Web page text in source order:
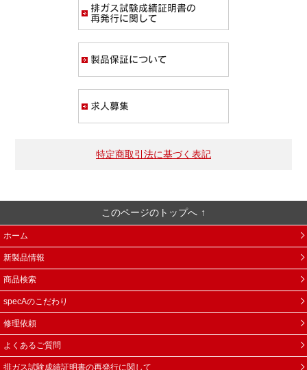
特定商取引法に基づく表記
このページのトップへ
ホーム
新製品情報
商品検索
specAのこだわり
修理依頼
よくあるご質問
排ガス試験成績証明書の再発行に関して